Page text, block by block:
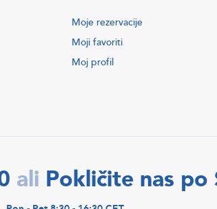
Moje rezervacije
Moji favoriti
Moj profil
ali Pokličite nas po